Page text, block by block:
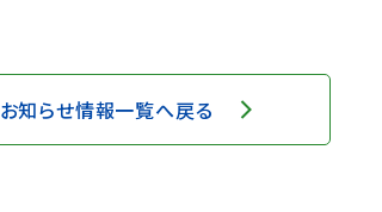
お知らせ情報一覧へ戻る